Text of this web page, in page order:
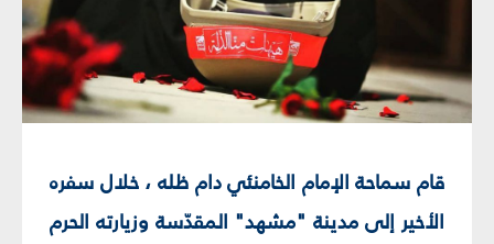
قام سماحة الإمام الخامنئي دام ظله ، خلال سفره
الأخير إلى مدينة "مشهد" المقدّسة وزيارته الحرم